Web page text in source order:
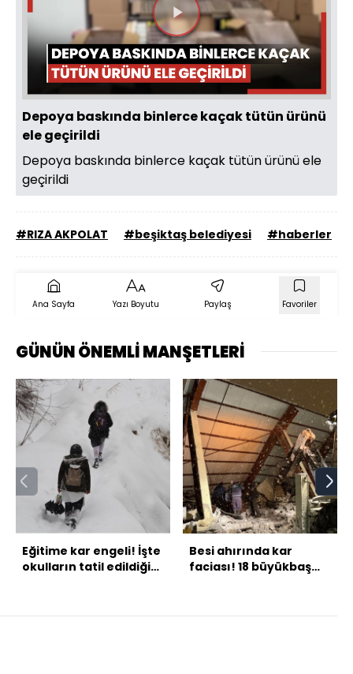
Videoyu
Oynat
Depoya baskında binlerce kaçak tütün ürünü
ele geçirildi
Depoya baskında binlerce kaçak tütün ürünü ele
geçirildi
#RIZA AKPOLAT #beşiktaş belediyesi #haberler
Ana Sayfa Yazı Boyutu Paylaş Favoriler
GÜNÜN ÖNEMLİ MANŞETLERİ
Eğitime kar engeli! İşte
okulların tatil edildiği
Besi ahırında kar
faciası! 18 büyükbaş